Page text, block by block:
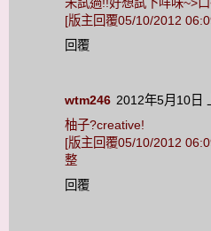
[版主回覆05/10/2012
回覆
wtm246 2012年5月10日
柚子?creative!
[版主回覆05/10/2012
整
回覆